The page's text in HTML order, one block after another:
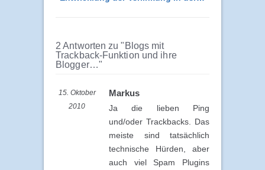
2 Antworten zu "Blogs mit
Trackback-Funktion und ihre
Blogger…"
15. Oktober
2010
Markus
Ja die lieben Ping
und/oder Trackbacks. Das
meiste sind tatsächlich
technische Hürden, aber
auch viel Spam Plugins